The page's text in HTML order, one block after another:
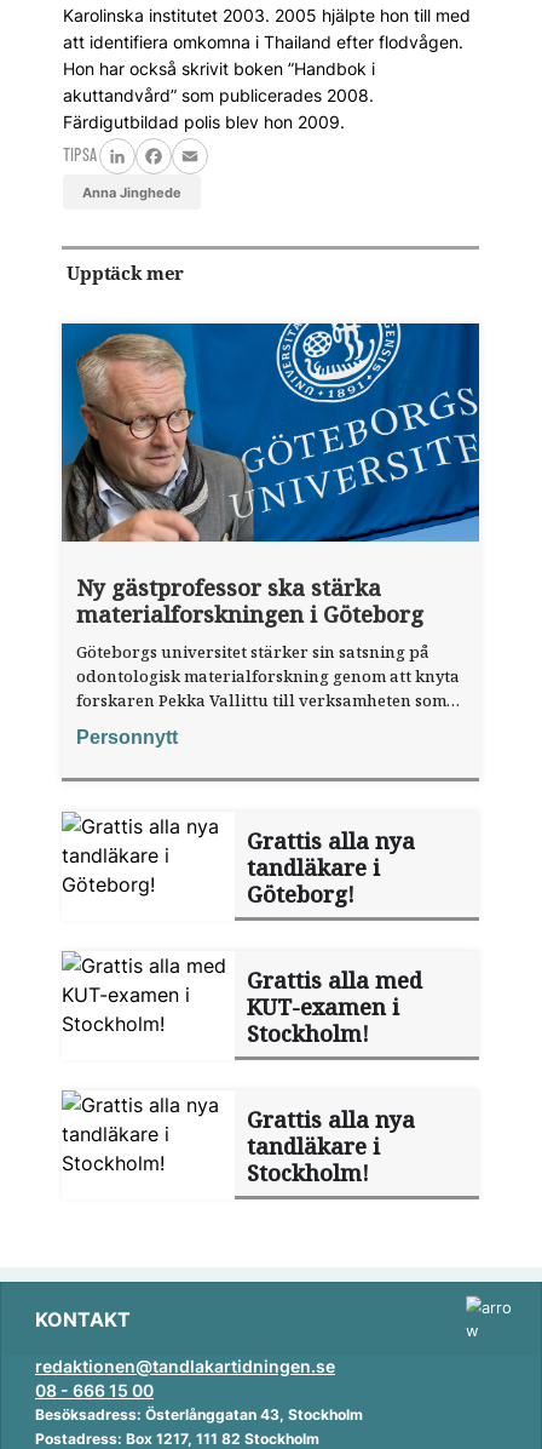
Karolinska institutet 2003. 2005 hjälpte hon till med
att identifiera omkomna i Thailand efter flodvågen.
Hon har också skrivit boken ”Handbok i
akuttandvård” som publicerades 2008.
Färdigutbildad polis blev hon 2009.
TIPSA
LinkedInFacebook
Email
Anna Jinghede
Upptäck mer
Ny gästprofessor ska stärka
materialforskningen i Göteborg
Göteborgs universitet stärker sin satsning på
odontologisk materialforskning genom att knyta
forskaren Pekka Vallittu till verksamheten som
gästprofessor.
Personnytt
Grattis alla nya
tandläkare i
Göteborg!
Grattis alla med
KUT-examen i
Stockholm!
Grattis alla nya
tandläkare i
Stockholm!
KONTAKT
redaktionen@tandlakartidningen.se
08 - 666 15 00
Besöksadress: Österlånggatan 43, Stockholm
Postadress: Box 1217, 111 82 Stockholm